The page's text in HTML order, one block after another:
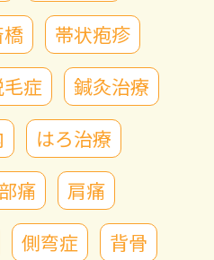
帯状疱疹
毛症
鍼灸治療
はろ治療
痛
肩痛
側弯症
背骨